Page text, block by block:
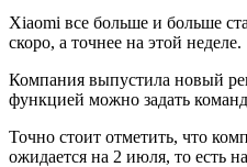
Xiaomi все больше и больше
скоро, а точнее на этой неделе.
Компания выпустила новый
функцией можно задать
Точно стоит отметить, что
ожидается на 2 июля, то есть